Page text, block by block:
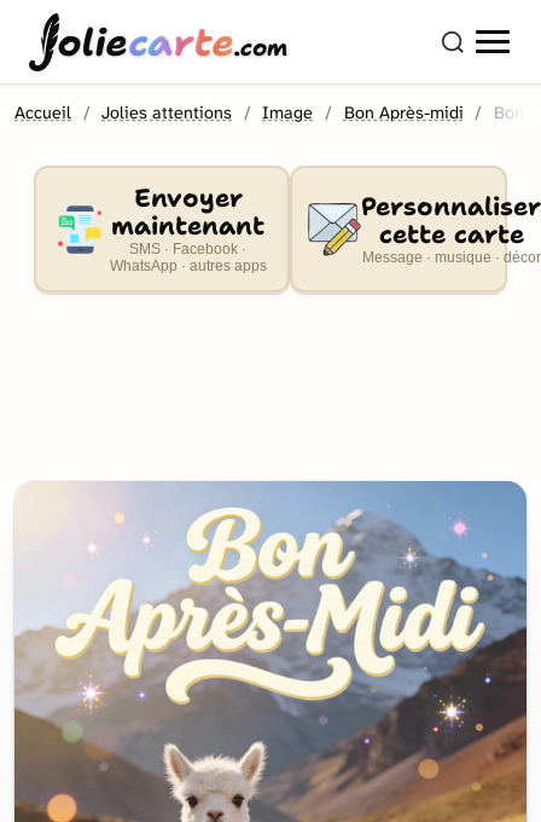
oliecarte.com
Accueil Jolies attentions Image Bon Après-midi Bon
Envoyer
maintenant
SMS · Facebook ·
WhatsApp · autres apps
Personnaliser
cette carte
Message · musique · décor